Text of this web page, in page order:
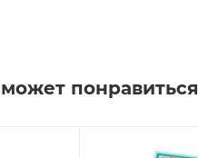
понравиться